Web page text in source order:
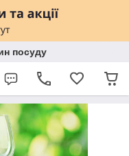
посуду